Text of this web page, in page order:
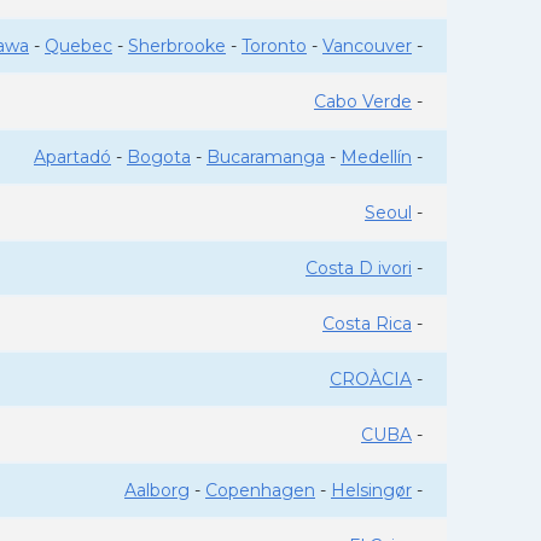
- Quebec - Sherbrooke - Toronto - Vancouver -
Cabo Verde -
Apartadó - Bogota - Bucaramanga - Medellín -
Seoul -
Costa D ivori -
Costa Rica -
CROÀCIA -
CUBA -
Aalborg - Copenhagen - Helsingør -